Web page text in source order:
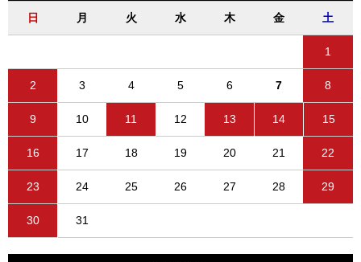
日 月 火 水 木 金 土
1
2 3 4 5 6 7 8
9 10 11 12 13 14 15
16 17 18 19 20 21 22
23 24 25 26 27 28 29
30 31